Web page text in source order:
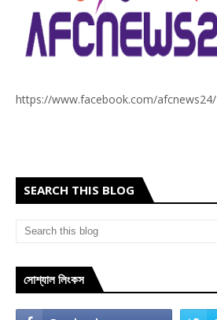
https://www.facebook.com/afcnews24/
SEARCH THIS BLOG
সোশ্যাল লিংকস